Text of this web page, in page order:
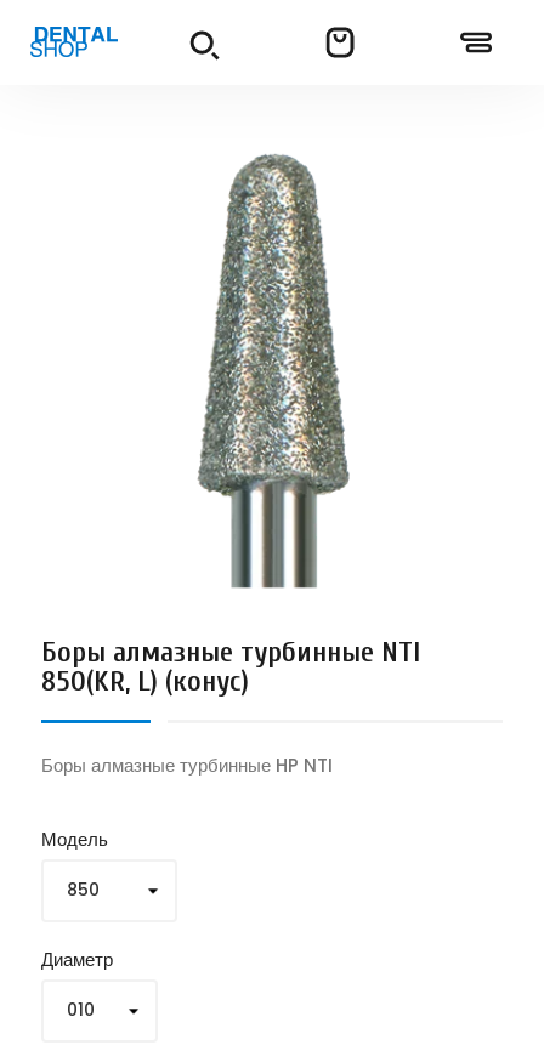
Боры алмазные турбинные NTI
850(KR, L) (конус)
Боры алмазные турбинные HP NTI
Модель
Диаметр